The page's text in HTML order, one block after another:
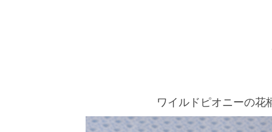
ワイルドピオニーの花